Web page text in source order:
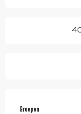
Groepen
Groepen